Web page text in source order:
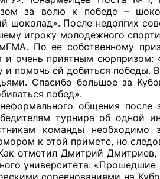
КО
ЦОН
ОП КО”
за волю к победе –
шоколад». После недолгих
игроку молодежного
По ее собственному
очень приятным сюрпризом:
и помочь ей добиться победы.
Спасибо большое за
побед».
общения после
турнира об одной
команды
к этой примете, но
отметил Дмитрий
университета:
соревнованиями на